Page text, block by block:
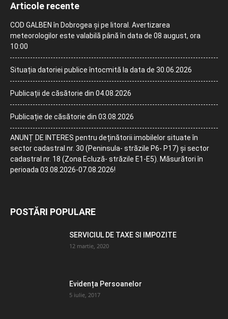
Articole recente
COD GALBEN în Dobrogea și pe litoral. Avertizarea
meteorologilor este valabilă până în data de 08 august, ora
10:00
Situația datoriei publice întocmită la data de 30.06.2026
Publicații de căsătorie din 04.08.2026
Publicație de căsătorie din 03.08.2026
ANUNȚ DE INTERES pentru deținătorii imobilelor situate în
sector cadastral nr. 30 (Peninsula- străzile P6- P17) și sector
cadastral nr. 18 (Zona Ecluză- străzile E1-E5). Măsurători în
perioada 03.08.2026-07.08.2026!
POSTĂRI POPULARE
SERVICIUL DE TAXE SI IMPOZITE
12 martie, 2020
Evidența Persoanelor
5 iulie, 2017